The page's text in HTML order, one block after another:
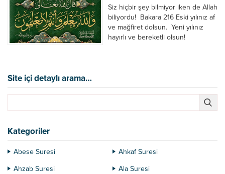
Siz hiçbir şey bilmiyor iken de Allah
biliyordu! Bakara 216 Eski yılınız af
ve mağfiret dolsun. Yeni yılınız
hayırlı ve bereketli olsun!
inancı tamamen şehir efsanesidir.
Şayet böyle olsaydı...
Site içi detaylı arama…
Kategoriler
Abese Suresi
Ahkaf Suresi
Ahzab Suresi
Ala Suresi